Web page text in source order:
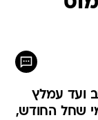
ועד עמלץ
שחל החודש,
של בעלי